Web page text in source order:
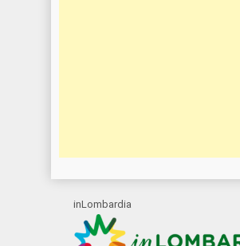
inLombardia